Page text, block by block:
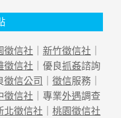
徵信社 ｜ 新竹徵信社 ｜
徵信社 ｜優良抓姦諮詢
徵信公司 ｜ 徵信服務｜
徵信社 ｜專業外遇調查
北徵信社 ｜ 桃園徵信社